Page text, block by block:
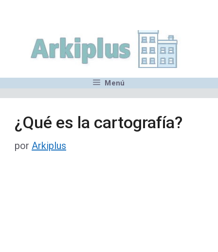
contenido
Menú
¿Qué es la cartografía?
por Arkiplus